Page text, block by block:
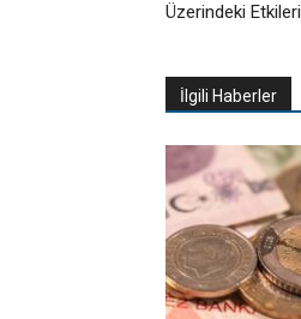
Üzerindeki Etkileri
İlgili Haberler